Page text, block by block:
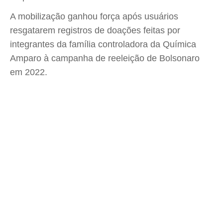
A mobilização ganhou força após usuários
resgatarem registros de doações feitas por
integrantes da família controladora da Química
Amparo à campanha de reeleição de Bolsonaro
em 2022.